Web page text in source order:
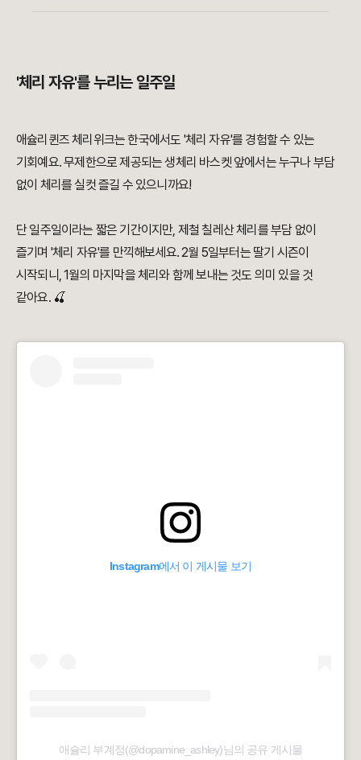
'체리 자유'를 누리는 일주일
애슐리퀸즈 체리위크는 한국에서도 '체리 자유'를 경험할 수 있는
기회예요. 무제한으로 제공되는 생체리 바스켓 앞에서는 누구나 부담
없이 체리를 실컷 즐길 수 있으니까요!
단 일주일이라는 짧은 기간이지만, 제철 칠레산 체리를 부담 없이
즐기며 '체리 자유'를 만끽해보세요. 2월 5일부터는 딸기 시즌이
시작되니, 1월의 마지막을 체리와 함께 보내는 것도 의미 있을 것
같아요. 🍒
Instagram에서 이 게시물 보기
애슐리 부계정(@dopamine_ashley)님의 공유 게시물